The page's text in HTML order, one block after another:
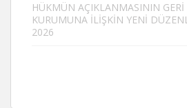
HÜKMÜN AÇIKLANMASININ
KURUMUNA İLİŞKİN YENİ
2026